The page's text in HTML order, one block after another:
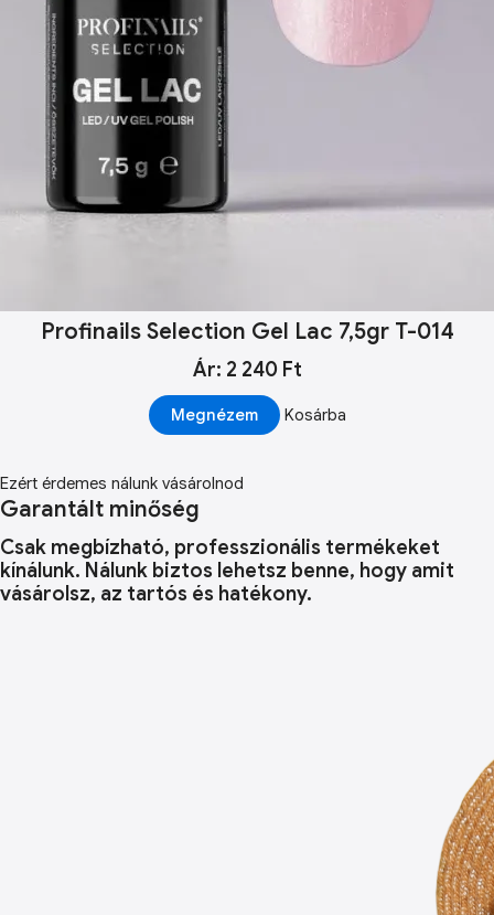
Profinails Selection Gel Lac 7,5gr T-014
Ár: 2 240 Ft
Megnézem Kosárba
Ezért érdemes nálunk vásárolnod
Garantált minőség
Csak megbízható, professzionális termékeket
kínálunk. Nálunk biztos lehetsz benne, hogy amit
vásárolsz, az tartós és hatékony.